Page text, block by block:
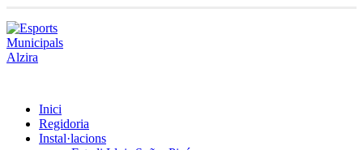
Inici
Regidoria
Instal·lacions